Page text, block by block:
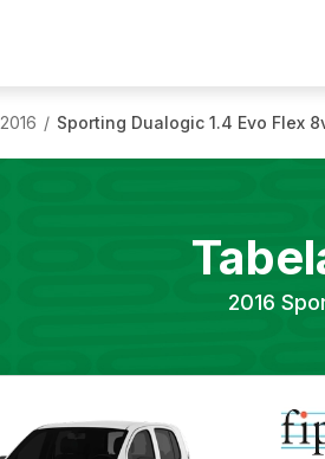
2016 / Sporting Dualogic 1.4 Evo Flex
2016